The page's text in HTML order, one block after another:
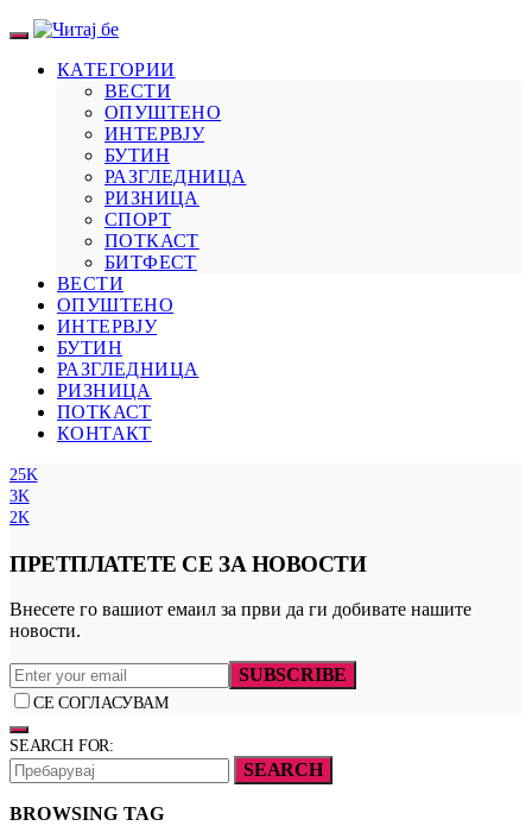
КАТЕГОРИИ
ВЕСТИ
ОПУШТЕНО
ИНТЕРВЈУ
БУТИН
РАЗГЛЕДНИЦА
РИЗНИЦА
СПОРТ
ПОТКАСТ
БИТФЕСТ
ВЕСТИ
ОПУШТЕНО
ИНТЕРВЈУ
БУТИН
РАЗГЛЕДНИЦА
РИЗНИЦА
ПОТКАСТ
КОНТАКТ
25K
3K
2K
ПРЕТПЛАТЕТЕ СЕ ЗА НОВОСТИ
Внесете го вашиот емаил за први да ги добивате нашите
новости.
SUBSCRIBE
СЕ СОГЛАСУВАМ
SEARCH FOR:
SEARCH
BROWSING TAG